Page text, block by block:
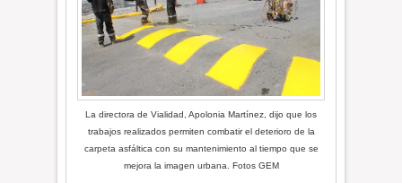
La directora de Vialidad, Apolonia Martínez, dijo que los
trabajos realizados permiten combatir el deterioro de la
carpeta asfáltica con su mantenimiento al tiempo que se
mejora la imagen urbana. Fotos GEM